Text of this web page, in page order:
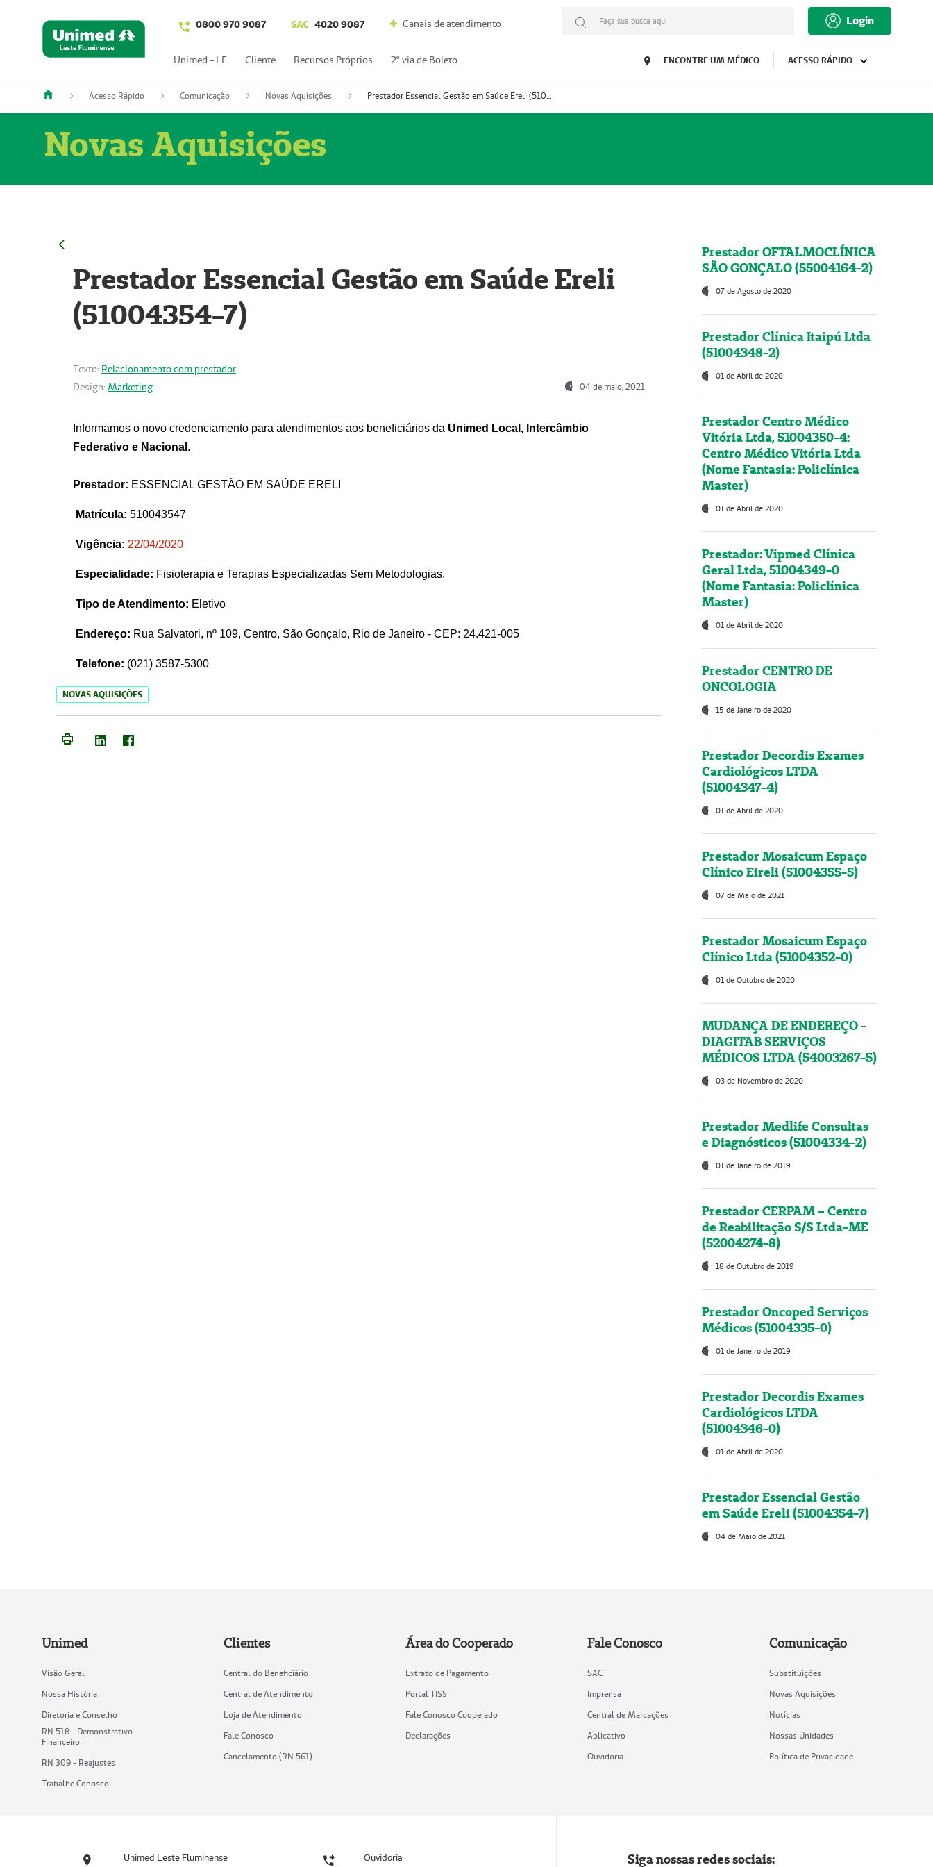
0800 970 9087 SAC 4020 9087 Canais de atendimento Faça sua busca aqui Login
Unimed - LF Cliente Recursos Próprios 2º via de Boleto ENCONTRE UM MÉDICO ACESSO RÁPIDO
Acesso Rápido Comunicação Novas Aquisições Prestador Essencial Gestão em Saúde Ereli (51004354-7)
Novas Aquisições
Prestador Essencial Gestão em Saúde Ereli
(51004354-7)
Texto: Relacionamento com prestador
Design: Marketing 04 de maio, 2021
Informamos o novo credenciamento para atendimentos aos beneficiários da Unimed Local, Intercâmbio
Federativo e Nacional .
Prestador: ESSENCIAL GESTÃO EM SAÚDE ERELI
Matrícula: 510043547
Vigência: 22/04/2020
Especialidade: Fisioterapia e Terapias Especializadas Sem Metodologias.
Tipo de Atendimento: Eletivo
Endereço: Rua Salvatori, nº 109, Centro, São Gonçalo, Rio de Janeiro - CEP: 24.421-005
Telefone: (021) 3587-5300
NOVAS AQUISIÇÕES
Prestador OFTALMOCLÍNICA
SÃO GONÇALO (55004164-2)
07 de Agosto de 2020
Prestador Clínica Itaipú Ltda
(51004348-2)
01 de Abril de 2020
Prestador Centro Médico
Vitória Ltda, 51004350-4:
Centro Médico Vitória Ltda
(Nome Fantasia: Policlínica
Master)
01 de Abril de 2020
Prestador: Vipmed Clínica
Geral Ltda, 51004349-0
(Nome Fantasia: Policlínica
Master)
01 de Abril de 2020
Prestador CENTRO DE
ONCOLOGIA
15 de Janeiro de 2020
Prestador Decordis Exames
Cardiológicos LTDA
(51004347-4)
01 de Abril de 2020
Prestador Mosaicum Espaço
Clínico Eireli (51004355-5)
07 de Maio de 2021
Prestador Mosaicum Espaço
Clínico Ltda (51004352-0)
01 de Outubro de 2020
MUDANÇA DE ENDEREÇO -
DIAGITAB SERVIÇOS
MÉDICOS LTDA (54003267-5)
03 de Novembro de 2020
Prestador Medlife Consultas
e Diagnósticos (51004334-2)
01 de Janeiro de 2019
Prestador CERPAM – Centro
de Reabilitação S/S Ltda-ME
(52004274-8)
18 de Outubro de 2019
Prestador Oncoped Serviços
Médicos (51004335-0)
01 de Janeiro de 2019
Prestador Decordis Exames
Cardiológicos LTDA
(51004346-0)
01 de Abril de 2020
Prestador Essencial Gestão
em Saúde Ereli (51004354-7)
04 de Maio de 2021
Unimed
Visão Geral
Nossa História
Diretoria e Conselho
RN 518 - Demonstrativo
Financeiro
RN 309 - Reajustes
Trabalhe Conosco
Clientes
Central do Beneficiário
Central de Atendimento
Loja de Atendimento
Fale Conosco
Cancelamento (RN 561)
Área do Cooperado
Extrato de Pagamento
Portal TISS
Fale Conosco Cooperado
Declarações
Fale Conosco
SAC
Imprensa
Central de Marcações
Aplicativo
Ouvidoria
Comunicação
Substituições
Novas Aquisições
Notícias
Nossas Unidades
Política de Privacidade
Unimed Leste Fluminense Ouvidoria Siga nossas redes sociais: